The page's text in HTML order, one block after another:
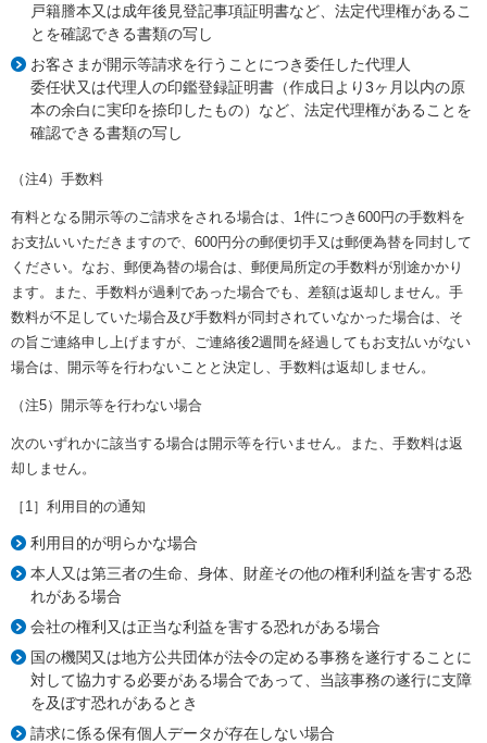
戸籍謄本又は成年後見登記事項証明書など、法定代理権があるこ
とを確認できる書類の写し
お客さまが開示等請求を行うことにつき委任した代理人
委任状又は代理人の印鑑登録証明書（作成日より3ヶ月以内の原
本の余白に実印を捺印したもの）など、法定代理権があることを
確認できる書類の写し
（注4）手数料
有料となる開示等のご請求をされる場合は、1件につき600円の手数料を
お支払いいただきますので、600円分の郵便切手又は郵便為替を同封して
ください。なお、郵便為替の場合は、郵便局所定の手数料が別途かかり
ます。また、手数料が過剰であった場合でも、差額は返却しません。手
数料が不足していた場合及び手数料が同封されていなかった場合は、そ
の旨ご連絡申し上げますが、ご連絡後2週間を経過してもお支払いがない
場合は、開示等を行わないことと決定し、手数料は返却しません。
（注5）開示等を行わない場合
次のいずれかに該当する場合は開示等を行いません。また、手数料は返
却しません。
［1］利用目的の通知
利用目的が明らかな場合
本人又は第三者の生命、身体、財産その他の権利利益を害する恐
れがある場合
会社の権利又は正当な利益を害する恐れがある場合
国の機関又は地方公共団体が法令の定める事務を遂行することに
対して協力する必要がある場合であって、当該事務の遂行に支障
を及ぼす恐れがあるとき
請求に係る保有個人データが存在しない場合